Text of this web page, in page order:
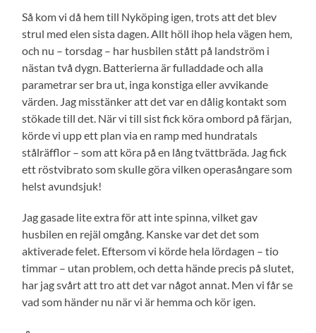
Så kom vi då hem till Nyköping igen, trots att det blev
strul med elen sista dagen. Allt höll ihop hela vägen hem,
och nu – torsdag – har husbilen stått på landström i
nästan två dygn. Batterierna är fulladdade och alla
parametrar ser bra ut, inga konstiga eller avvikande
värden. Jag misstänker att det var en dålig kontakt som
stökade till det. När vi till sist fick köra ombord på färjan,
körde vi upp ett plan via en ramp med hundratals
stålräfflor – som att köra på en lång tvättbräda. Jag fick
ett röstvibrato som skulle göra vilken operasångare som
helst avundsjuk!
Jag gasade lite extra för att inte spinna, vilket gav
husbilen en rejäl omgång. Kanske var det det som
aktiverade felet. Eftersom vi körde hela lördagen – tio
timmar – utan problem, och detta hände precis på slutet,
har jag svårt att tro att det var något annat. Men vi får se
vad som händer nu när vi är hemma och kör igen.